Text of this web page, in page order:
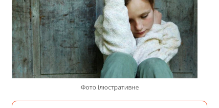
Фото ілюстративне